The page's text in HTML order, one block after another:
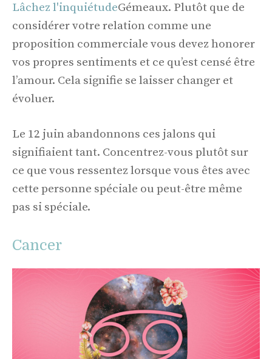
Lâchez l'inquiétudeGémeaux. Plutôt que de
considérer votre relation comme une
proposition commerciale vous devez honorer
vos propres sentiments et ce qu’est censé être
l’amour. Cela signifie se laisser changer et
évoluer.
Le 12 juin abandonnons ces jalons qui
signifiaient tant. Concentrez-vous plutôt sur
ce que vous ressentez lorsque vous êtes avec
cette personne spéciale ou peut-être même
pas si spéciale.
Cancer